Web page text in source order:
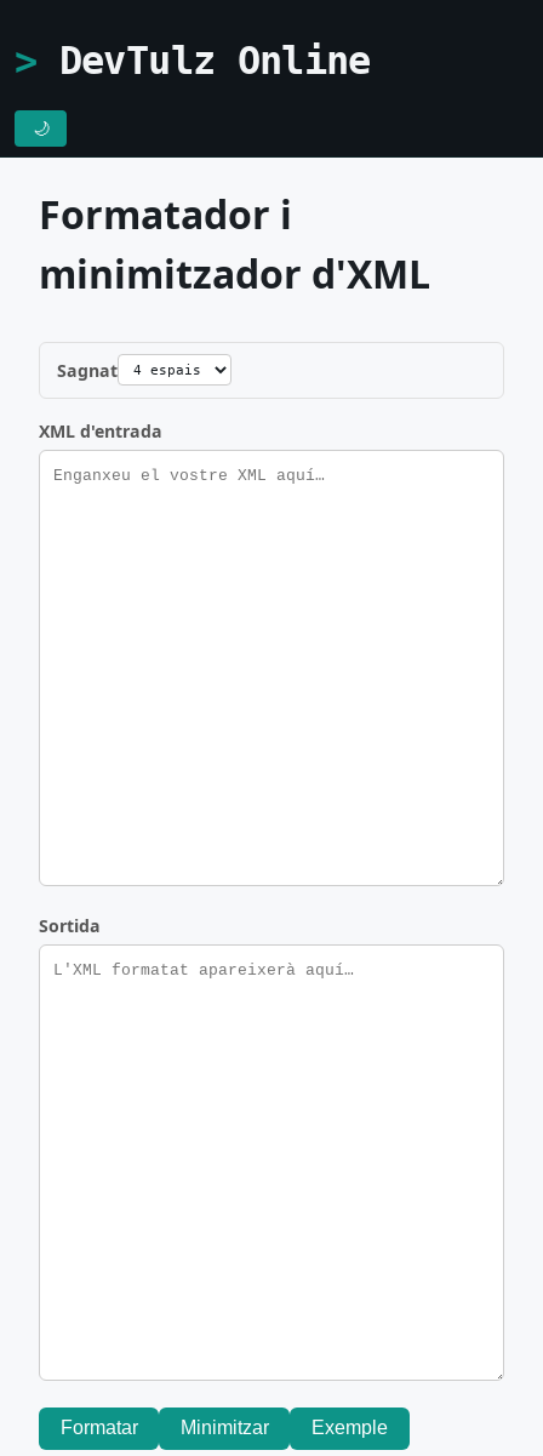
DevTulz Online
🌙
Formatador i
minimitzador d'XML
Sagnat
XML d'entrada
Sortida
Formatar Minimitzar Exemple